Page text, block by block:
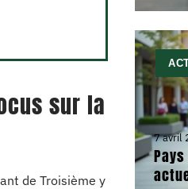
sur la
de Troisième y
7 avril